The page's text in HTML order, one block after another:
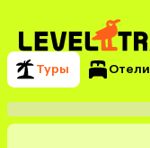
Туры Отели